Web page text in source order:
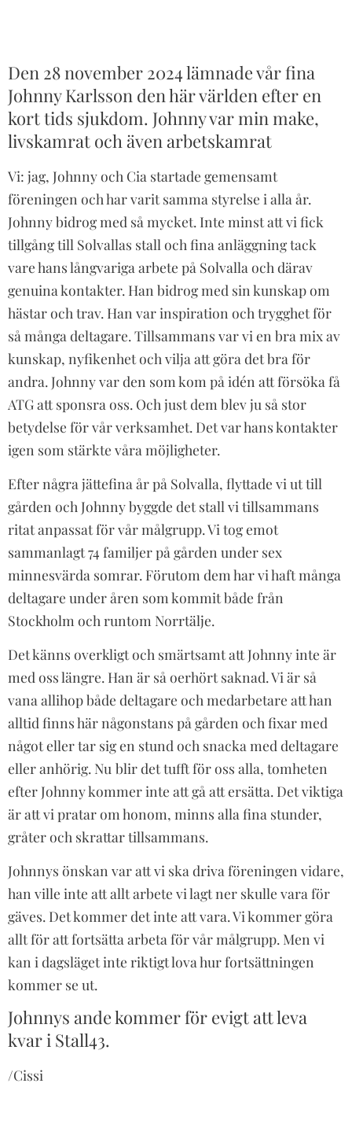
Den 28 november 2024 lämnade vår fina
Johnny Karlsson den här världen efter en
kort tids sjukdom. Johnny var min make,
livskamrat och även arbetskamrat
Vi: jag, Johnny och Cia startade gemensamt
föreningen och har varit samma styrelse i alla år.
Johnny bidrog med så mycket. Inte minst att vi fick
tillgång till Solvallas stall och fina anläggning tack
vare hans långvariga arbete på Solvalla och därav
genuina kontakter. Han bidrog med sin kunskap om
hästar och trav. Han var inspiration och trygghet för
så många deltagare. Tillsammans var vi en bra mix av
kunskap, nyfikenhet och vilja att göra det bra för
andra. Johnny var den som kom på idén att försöka få
ATG att sponsra oss. Och just dem blev ju så stor
betydelse för vår verksamhet. Det var hans kontakter
igen som stärkte våra möjligheter.
Efter några jättefina år på Solvalla, flyttade vi ut till
gården och Johnny byggde det stall vi tillsammans
ritat anpassat för vår målgrupp. Vi tog emot
sammanlagt 74 familjer på gården under sex
minnesvärda somrar. Förutom dem har vi haft många
deltagare under åren som kommit både från
Stockholm och runtom Norrtälje.
Det känns overkligt och smärtsamt att Johnny inte är
med oss längre. Han är så oerhört saknad. Vi är så
vana allihop både deltagare och medarbetare att han
alltid finns här någonstans på gården och fixar med
något eller tar sig en stund och snacka med deltagare
eller anhörig. Nu blir det tufft för oss alla, tomheten
efter Johnny kommer inte att gå att ersätta. Det viktiga
är att vi pratar om honom, minns alla fina stunder,
gråter och skrattar tillsammans.
Johnnys önskan var att vi ska driva föreningen vidare,
han ville inte att allt arbete vi lagt ner skulle vara för
gäves. Det kommer det inte att vara. Vi kommer göra
allt för att fortsätta arbeta för vår målgrupp. Men vi
kan i dagsläget inte riktigt lova hur fortsättningen
kommer se ut.
Johnnys ande kommer för evigt att leva
kvar i Stall43.
/Cissi